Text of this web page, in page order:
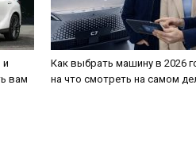
и
вам
Как выбрать машину в 2026
на что смотреть на самом